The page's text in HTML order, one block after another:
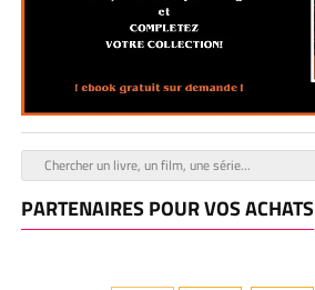
PARTENAIRES POUR VOS ACHATS